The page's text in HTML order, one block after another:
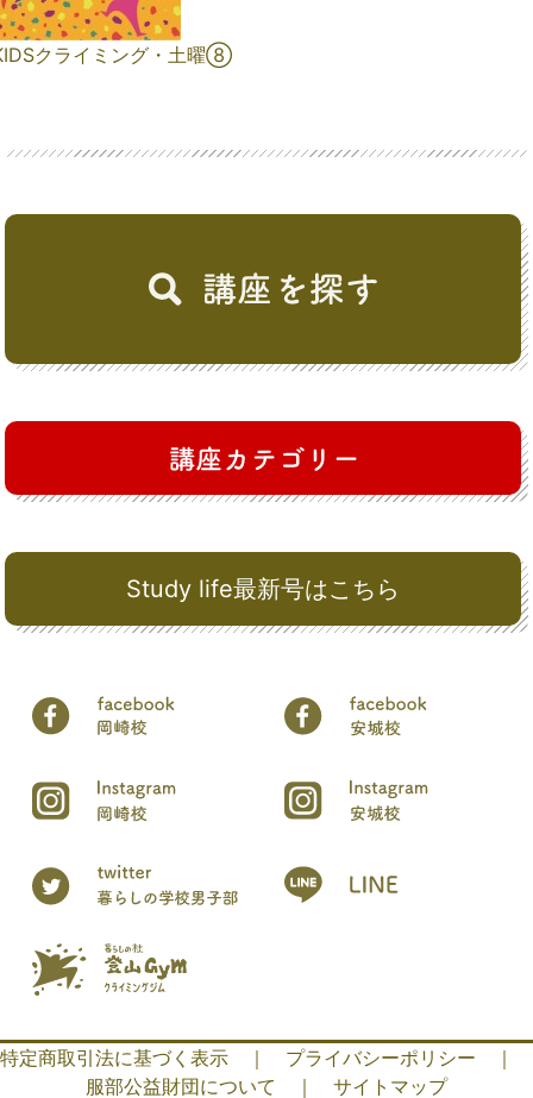
Study life最新号はこちら
クライミング・土曜⑧
特定商取引法に基づく表示 ｜ プライバシーポリシー
｜
服部公益財団について
｜ サイトマップ